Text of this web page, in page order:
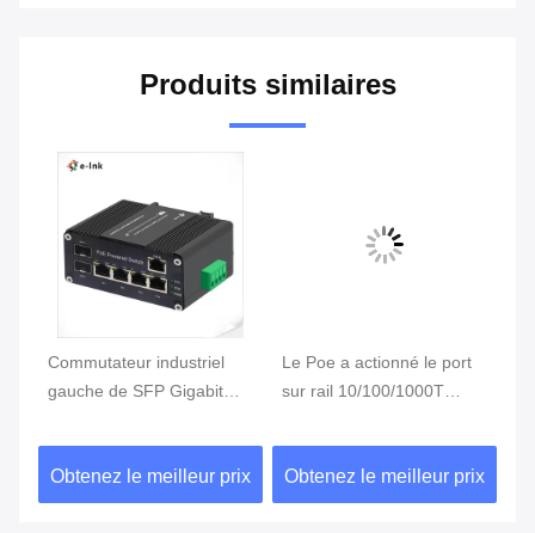
Produits similaires
Commutateur industriel
gauche de SFP Gigabit
de PoE du rail 5 de
vacarme
Obtenez le meilleur prix
Le Poe a actionné le port
sur rail 10/100/1000T
commutateur 4 de
vacarme
Obtenez le meilleur prix